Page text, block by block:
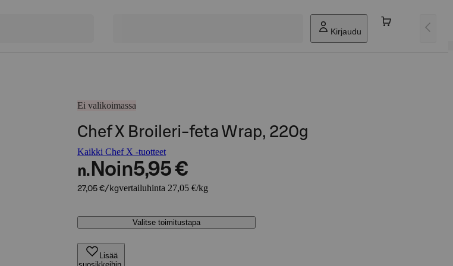
Kirjaudu
Ei valikoimassa
Chef X Broileri-feta Wrap, 220g
Kaikki Chef X -tuotteet
n. Noin5,95 €
27,05 €/kgvertailuhinta 27,05 €/kg
Valitse toimitustapa
Lisää